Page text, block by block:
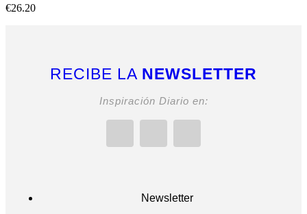
€26.20
RECIBE LA NEWSLETTER
Inspiración Diario en:
Newsletter